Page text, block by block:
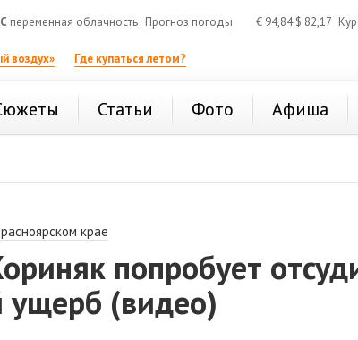
переменная облачность Прогноз погоды € 94,84$ 82,17
воздух» Где купаться летом?
Статьи Фото Афиша
крае
попробует
(видео)